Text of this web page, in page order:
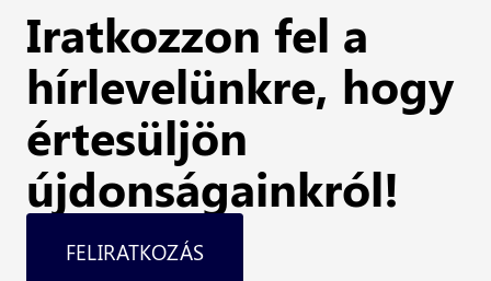
Iratkozzon fel a
hírlevelünkre, hogy
értesüljön
újdonságainkról!
FELIRATKOZÁS